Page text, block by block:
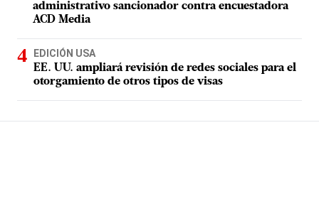
administrativo sancionador contra encuestadora
ACD Media
EDICIÓN USA
EE. UU. ampliará revisión de redes sociales para el
otorgamiento de otros tipos de visas